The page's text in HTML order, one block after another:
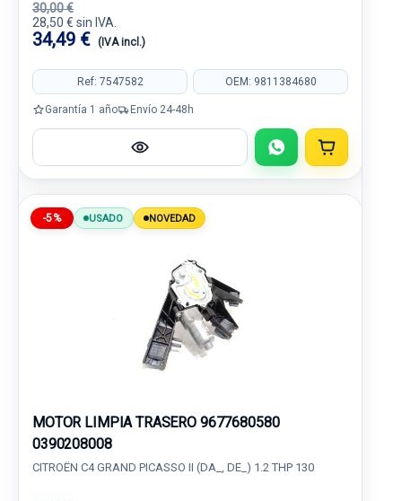
30,00 €
28,50 € sin IVA.
34,49 € (IVA incl.)
Ref: 7547582 OEM: 9811384680
Garantía 1 año Envío 24-48h
-5% USADO NOVEDAD
MOTOR LIMPIA TRASERO 9677680580
0390208008
CITROËN C4 GRAND PICASSO II (DA_, DE_) 1.2 THP 130